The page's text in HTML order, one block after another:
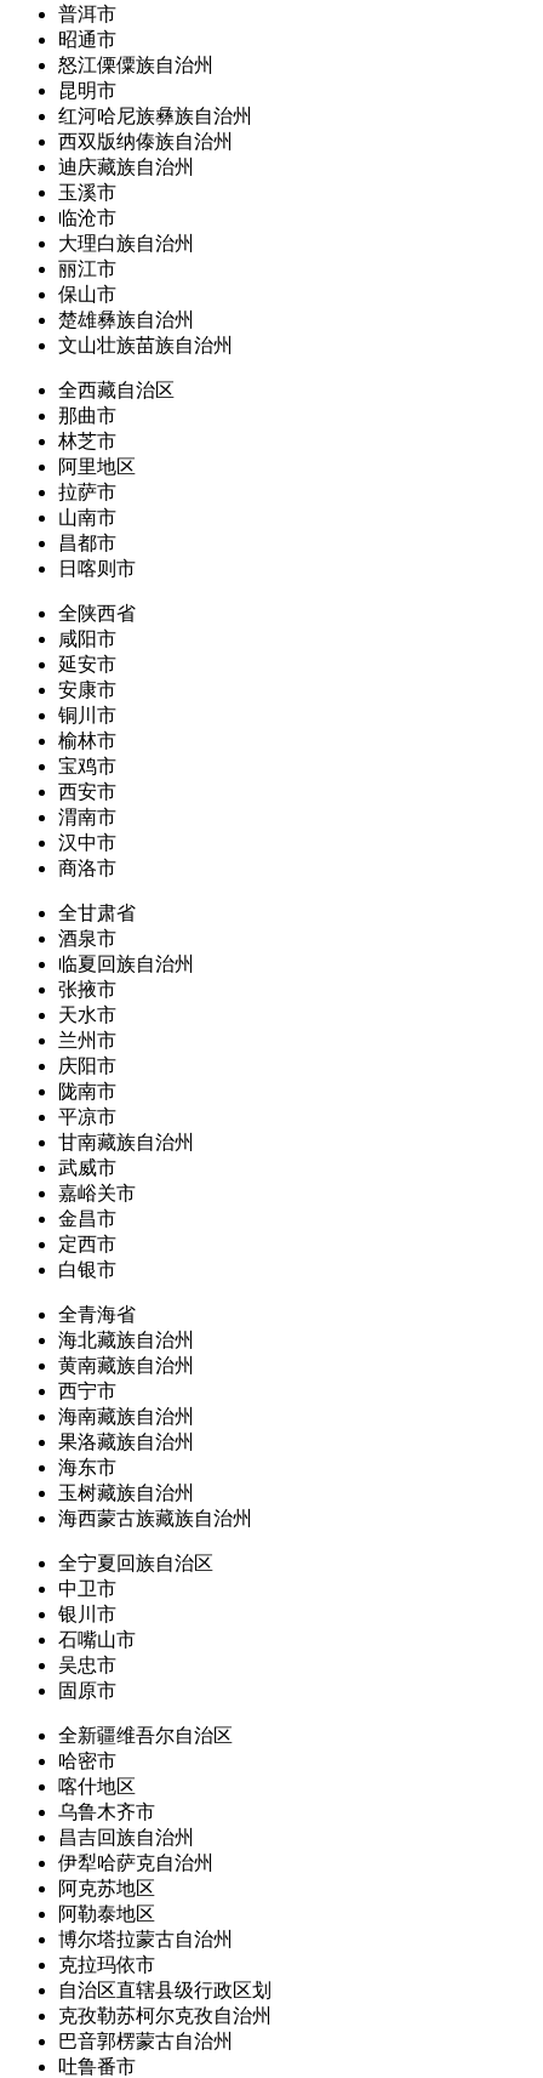
普洱市
昭通市
怒江傈僳族自治州
昆明市
红河哈尼族彝族自治州
西双版纳傣族自治州
迪庆藏族自治州
玉溪市
临沧市
大理白族自治州
丽江市
保山市
楚雄彝族自治州
文山壮族苗族自治州
全西藏自治区
那曲市
林芝市
阿里地区
拉萨市
山南市
昌都市
日喀则市
全陕西省
咸阳市
延安市
安康市
铜川市
榆林市
宝鸡市
西安市
渭南市
汉中市
商洛市
全甘肃省
酒泉市
临夏回族自治州
张掖市
天水市
兰州市
庆阳市
陇南市
平凉市
甘南藏族自治州
武威市
嘉峪关市
金昌市
定西市
白银市
全青海省
海北藏族自治州
黄南藏族自治州
西宁市
海南藏族自治州
果洛藏族自治州
海东市
玉树藏族自治州
海西蒙古族藏族自治州
全宁夏回族自治区
中卫市
银川市
石嘴山市
吴忠市
固原市
全新疆维吾尔自治区
哈密市
喀什地区
乌鲁木齐市
昌吉回族自治州
伊犁哈萨克自治州
阿克苏地区
阿勒泰地区
博尔塔拉蒙古自治州
克拉玛依市
自治区直辖县级行政区划
克孜勒苏柯尔克孜自治州
巴音郭楞蒙古自治州
吐鲁番市